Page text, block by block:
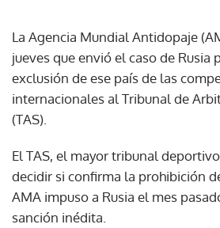
La Agencia Mundial Antidopaje
jueves que envió el caso de Rusia
exclusión de ese país de las
internacionales al Tribunal de
(TAS).
El TAS, el mayor tribunal
decidir si confirma la prohibición
AMA impuso a Rusia el mes
sanción inédita.